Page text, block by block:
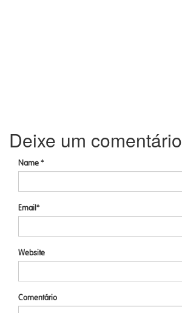
Deixe um comentário
Name *
Email*
Website
Comentário